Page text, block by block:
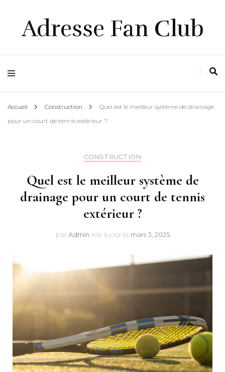
Adresse Fan Club
Accueil Construction
Quel est le meilleur système de drainage
pour un court de tennis extérieur ?
CONSTRUCTION
Quel est le meilleur système de
drainage pour un court de tennis
extérieur ?
par Admin mis à jour le mars 3, 2025